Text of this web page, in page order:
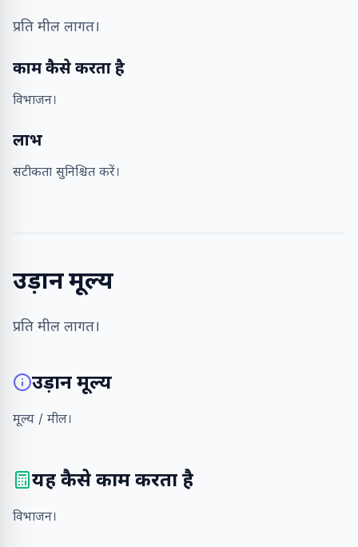
प्रति मील लागत।
काम कैसे करता है
विभाजन।
लाभ
सटीकता सुनिश्चित करें।
उड़ान मूल्य
प्रति मील लागत।
उड़ान मूल्य
मूल्य / मील।
यह कैसे काम करता है
विभाजन।